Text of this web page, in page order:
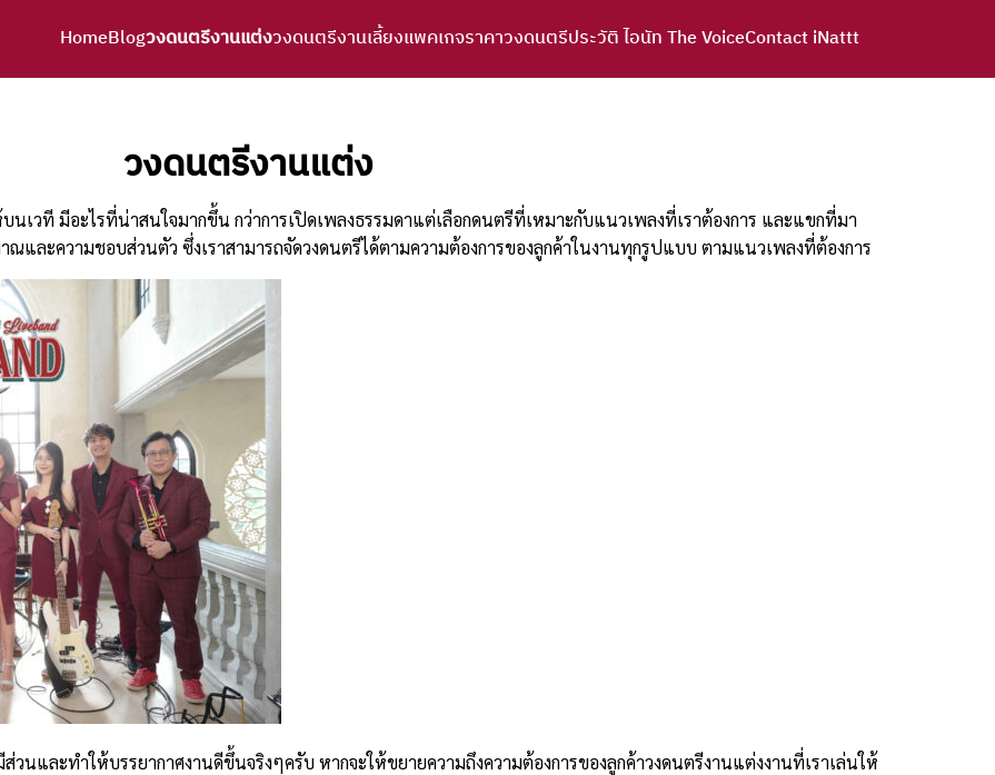
HomeBlogวงดนตรีงานแต่งวงดนตรีงานเลี้ยงแพคเกจราคาวงดนตรีประวัติ ไอนัท The VoiceContact iNattt
วงดนตรีงานแต่ง
นเวที มีอะไรที่น่าสนใจมากขึ้น กว่าการเปิดเพลงธรรมดาแต่เลือกดนตรีที่เหมาะกับแนวเพลงที่เราต้องการ และแขกที่มา
และความชอบส่วนตัว ซึ่งเราสามารถจัดวงดนตรีได้ตามความต้องการของลูกค้าในงานทุกรูปแบบ ตามแนวเพลงที่ต้องการ
นและทำให้บรรยากาศงานดีขึ้นจริงๆครับ หากจะให้ขยายความถึงความต้องการของลูกค้าวงดนตรีงานแต่งงานที่เราเล่นให้